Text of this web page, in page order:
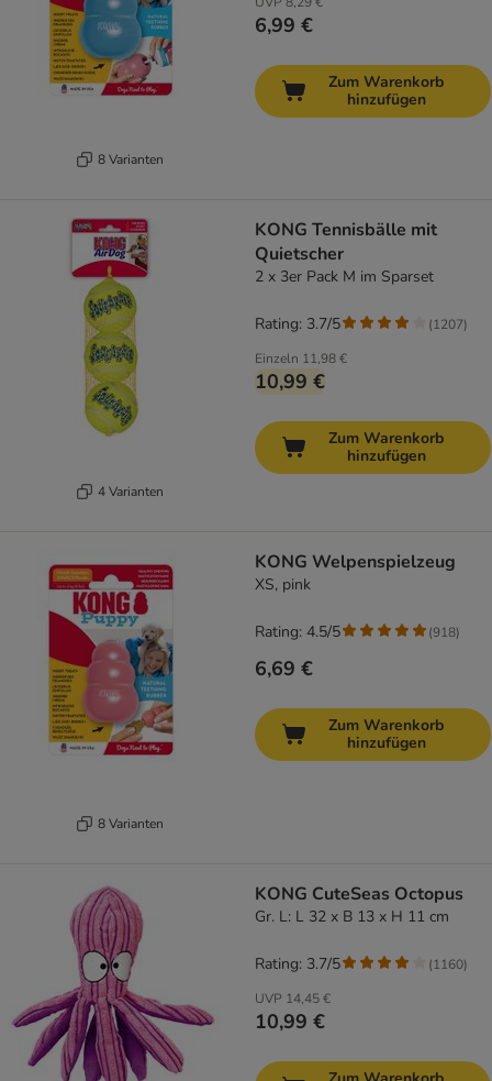
8 Varianten
6,99 €
Zum Warenkorb
hinzufügen
4 Varianten
KONG Tennisbälle mit
Quietscher
2 x 3er Pack M im Sparset
Einzeln 11,98 €
10,99 €
Rating: 3.7/5 (1207)
Zum Warenkorb
hinzufügen
8 Varianten
KONG Welpenspielzeug
XS, pink
6,69 €
Rating: 4.5/5 (918)
Zum Warenkorb
hinzufügen
KONG CuteSeas Octopus
Gr. L: L 32 x B 13 x H 11 cm
UVP 14,45 €
10,99 €
Rating: 3.7/5 (1160)